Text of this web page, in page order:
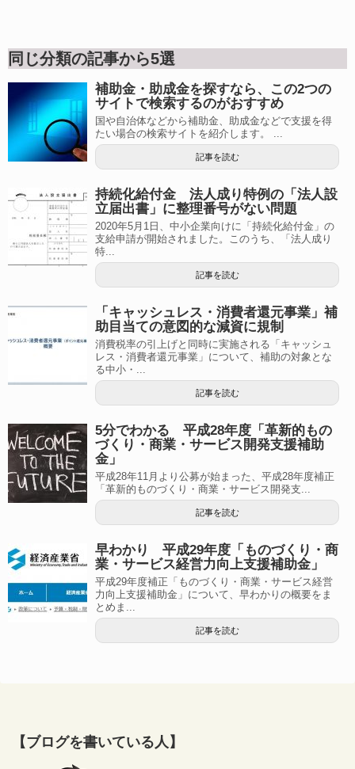
同じ分類の記事から5選
補助金・助成金を探すなら、この2つの
サイトで検索するのがおすすめ
国や自治体などから補助金、助成金などで支援を得
たい場合の検索サイトを紹介します。 ...
記事を読む
持続化給付金 法人成り特例の「法人設
立届出書」に整理番号がない問題
2020年5月1日、中小企業向けに「持続化給付金」の
支給申請が開始されました。このうち、「法人成り
特...
記事を読む
「キャッシュレス・消費者還元事業」補
助目当ての意図的な減資に規制
消費税率の引上げと同時に実施される「キャッシュ
レス・消費者還元事業」について、補助の対象とな
る中小・...
記事を読む
5分でわかる 平成28年度「革新的もの
づくり・商業・サービス開発支援補助
金」
平成28年11月より公募が始まった、平成28年度補正
「革新的ものづくり・商業・サービス開発支...
記事を読む
早わかり 平成29年度「ものづくり・商
業・サービス経営力向上支援補助金」
平成29年度補正「ものづくり・商業・サービス経営
力向上支援補助金」について、早わかりの概要をま
とめま...
記事を読む
【ブログを書いている人】